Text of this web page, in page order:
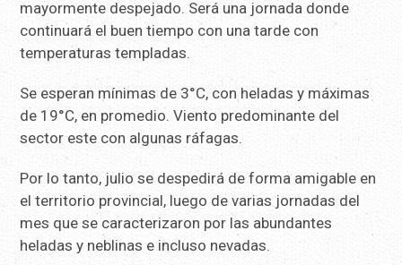
mayormente despejado. Será una jornada donde
continuará el buen tiempo con una tarde con
temperaturas templadas.
Se esperan mínimas de 3°C, con heladas y máximas
de 19°C, en promedio. Viento predominante del
sector este con algunas ráfagas.
Por lo tanto, julio se despedirá de forma amigable en
el territorio provincial, luego de varias jornadas del
mes que se caracterizaron por las abundantes
heladas y neblinas e incluso nevadas.